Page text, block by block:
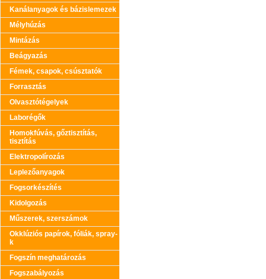
Kanálanyagok és bázislemezek
Mélyhúzás
Mintázás
Beágyazás
Fémek, csapok, csúsztatók
Forrasztás
Olvasztótégelyek
Laborégők
Homokfúvás, gőztisztítás,
tisztítás
Elektropolírozás
Leplezőanyagok
Fogsorkészítés
Kidolgozás
Műszerek, szerszámok
Okklúziós papírok, fóliák, spray-
k
Fogszín meghatározás
Fogszabályozás